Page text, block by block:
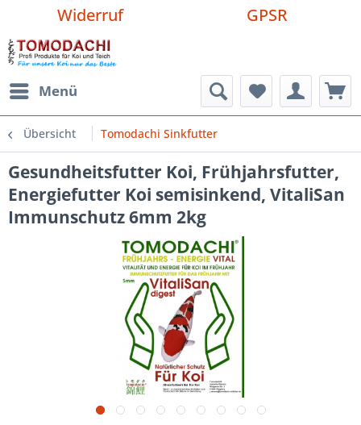
Widerruf GPSR
Menü
Übersicht Tomodachi Sinkfutter
Gesundheitsfutter Koi, Frühjahrsfutter,
Energiefutter Koi semisinkend, VitaliSan
Immunschutz 6mm 2kg